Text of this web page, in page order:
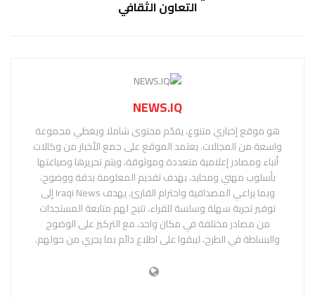
التعاون الثقافي
NEWS.IQ
هو موقع إخباري متنوع، يقدّم محتوى شاملا ويغطي مجموعة
واسعة من المجالات. يعتمد الموقع على جمع الأخبار من وكالات
أنباء ومصادر إعلامية متعددة وموثوقة، ويتم تحريرها وصياغتها
بأسلوب مهني ومحايد، بهدف تقديم المعلومة بدقة ووضوح،
وبما يراعي المصداقية واحترام القارئ. يهدف Iraqi News إلى
توفير تجربة سهلة وسلسة للقراء، تتيح لهم متابعة المستجدات
من مصادر مختلفة في مكان واحد، مع التركيز على الوضوح
والبساطة في الطرح، ليبقوا على اطلاع دائم بما يجري من حولهم.